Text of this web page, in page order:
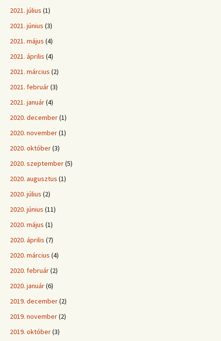
2021. július (1)
2021. június (3)
2021. május (4)
2021. április (4)
2021. március (2)
2021. február(3)
2021. január(4)
2020. december(1)
2020. november(1)
2020. október(3)
2020. szeptember(5)
2020. augusztus (1)
2020. július (2)
2020. június (11)
2020. május (1)
2020. április (7)
2020. március (4)
2020. február(2)
2020. január(6)
2019. december(2)
2019. november(2)
2019. október(3)